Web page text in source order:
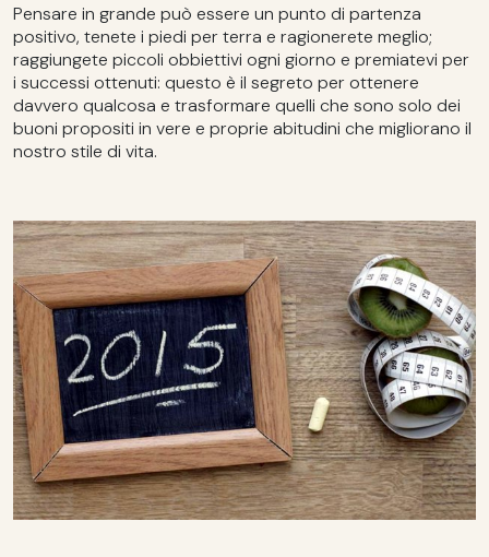
Pensare in grande può essere un punto di partenza
positivo, tenete i piedi per terra e ragionerete meglio;
raggiungete piccoli obbiettivi ogni giorno e premiatevi per
i successi ottenuti: questo è il segreto per ottenere
davvero qualcosa e trasformare quelli che sono solo dei
buoni propositi in vere e proprie abitudini che migliorano il
nostro stile di vita.